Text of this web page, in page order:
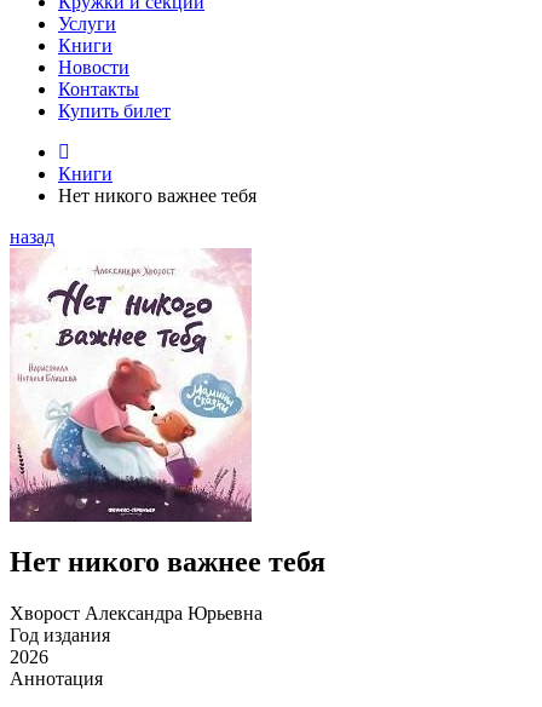
Услуги
Книги
Новости
Контакты
Купить билет
Книги
Нет никого важнее тебя
назад
Нет никого важнее тебя
Хворост Александра Юрьевна
Год издания
2026
Аннотация